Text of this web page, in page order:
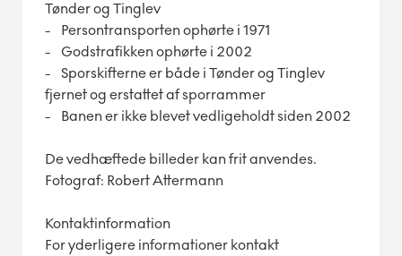
Tønder og Tinglev
- Persontransporten ophørte i 1971
- Godstrafikken ophørte i 2002
- Sporskifterne er både i Tønder og Tinglev
fjernet og erstattet af sporrammer
- Banen er ikke blevet vedligeholdt siden 2002
De vedhæftede billeder kan frit anvendes.
Fotograf: Robert Attermann
Kontaktinformation
For yderligere informationer kontakt